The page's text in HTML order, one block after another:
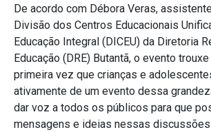
De acordo com Débora Veras,
Divisão dos Centros Educacionais
Educação Integral (DICEU) da Diretoria
Educação (DRE) Butantã, o evento
primeira vez que crianças e
ativamente de um evento dessa
dar voz a todos os públicos para que
mensagens e ideias nessas